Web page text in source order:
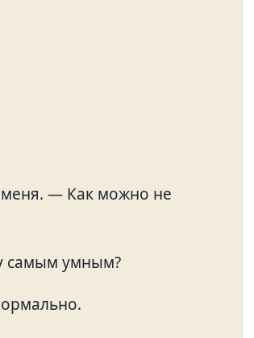
— Как можно не
самым умным?